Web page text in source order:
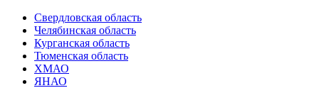
Свердловская область
Челябинская область
Курганская область
Тюменская область
ХМАО
ЯНАО